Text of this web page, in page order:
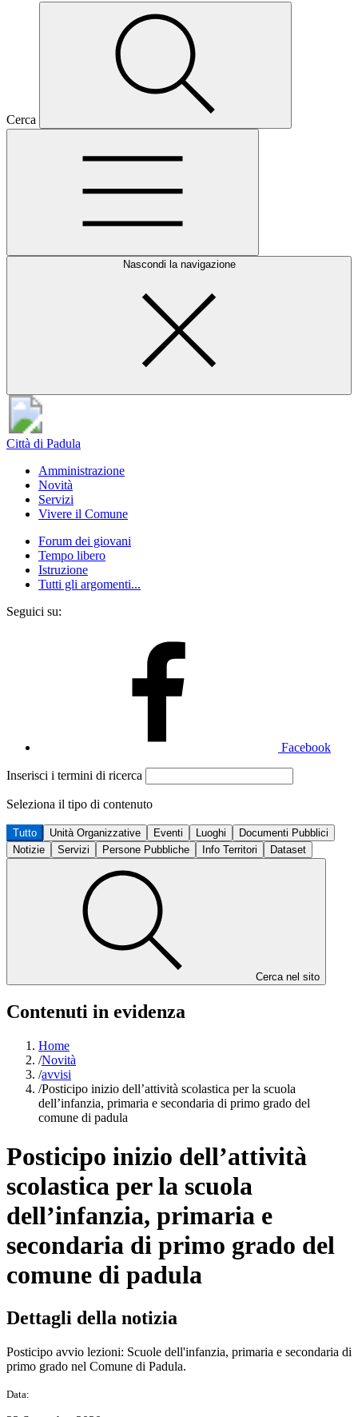
Cerca
Nascondi la navigazione
Città di Padula
Amministrazione
Novità
Servizi
Vivere il Comune
Forum dei giovani
Tempo libero
Istruzione
Tutti gli argomenti...
Seguici su:
Facebook
Inserisci i termini di ricerca
Seleziona il tipo di contenuto
Tutto Unità Organizzative Eventi Luoghi
Documenti Pubblici
Notizie
Servizi Persone Pubbliche Info Territori Dataset
Cerca nel sito
Contenuti in evidenza
Home
/Novità
/avvisi
/Posticipo inizio dell’attività scolastica per la scuola
dell’infanzia, primaria e secondaria di primo grado del
comune di padula
Posticipo inizio dell’attività
scolastica per la scuola
dell’infanzia, primaria e
secondaria di primo grado del
comune di padula
Dettagli della notizia
Posticipo avvio lezioni: Scuole dell'infanzia, primaria e secondaria di
primo grado nel Comune di Padula.
Data: